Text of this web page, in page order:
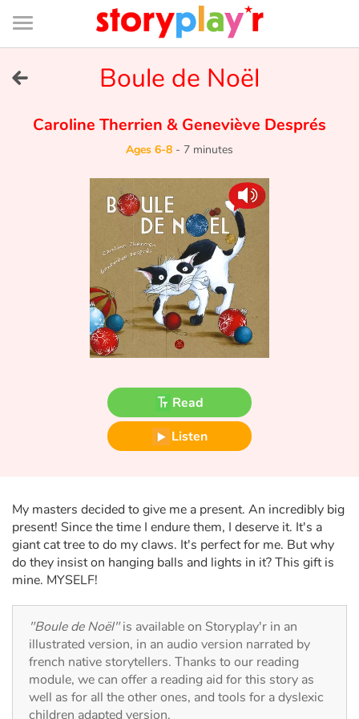
Connexion
Bibliothèque
de
page
Tales and classics in french
Princesses and princes, kings, queens and dragons
Ogres, monsters and witches
Ecology, nature, seasons
The animals
Travel, epic, investigation, adventure
Around the world
Learning
Boule de Noël
Caroline Therrien & Geneviève Després
Ages 6-8 - 7 minutes
Read
Listen
My masters decided to give me a present. An incredibly big
present! Since the time I endure them, I deserve it. It's a
giant cat tree to do my claws. It's perfect for me. But why
do they insist on hanging balls and lights in it? This gift is
mine. MYSELF!
"Boule de Noël"is available on Storyplay'r in an
illustrated version, in an audio version narrated by
french native storytellers. Thanks to our reading
module, we can offer a reading aid for this story as
well as for all the other ones, and tools for a dyslexic
children adapted version.